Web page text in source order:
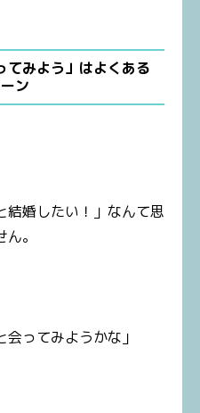
てみよう」はよくある
ン
結婚したい！」なんて思
。
会ってみようかな」